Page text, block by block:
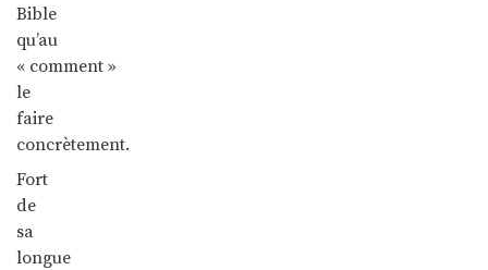
Bible
qu’au
« comment »
le
faire
concrètement.
Fort
de
sa
longue